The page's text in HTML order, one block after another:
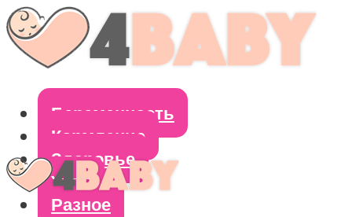
Беременность
Кормление
Здоровье
Уход
Разное